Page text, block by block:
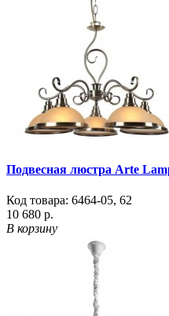
Подвесная люстра Arte
Код товара: 6464-05, 62
10 680 р.
В корзину